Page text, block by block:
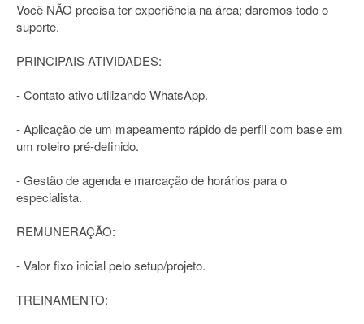
Você NÃO precisa ter experiência na área; daremos todo o
suporte.
PRINCIPAIS ATIVIDADES:
- Contato ativo utilizando WhatsApp.
- Aplicação de um mapeamento rápido de perfil com base em
um roteiro pré-definido.
- Gestão de agenda e marcação de horários para o
especialista.
REMUNERAÇÃO:
- Valor fixo inicial pelo setup/projeto.
TREINAMENTO: